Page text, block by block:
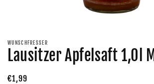
Modal
öffnen
WUNSCHFRESSER
Lausitzer Apfelsaft 1,0l
Normaler
€1,99